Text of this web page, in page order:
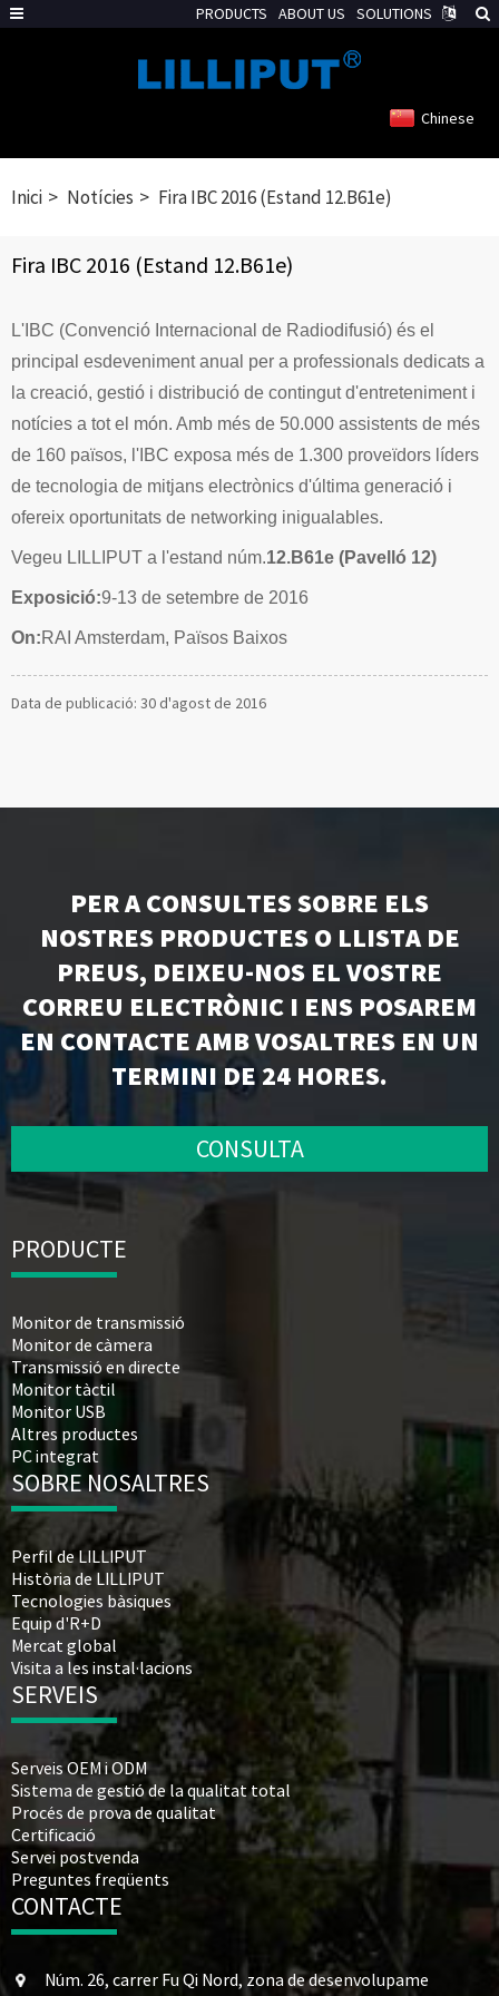
Chinese
Inici Notícies Fira IBC 2016 (Estand 12.B61e)
Fira IBC 2016 (Estand 12.B61e)
L'IBC (Convenció Internacional de Radiodifusió) és el
principal esdeveniment anual per a professionals dedicats a
la creació, gestió i distribució de contingut d'entreteniment i
notícies a tot el món. Amb més de 50.000 assistents de més
de 160 països, l'IBC exposa més de 1.300 proveïdors líders
de tecnologia de mitjans electrònics d'última generació i
ofereix oportunitats de networking inigualables.
Vegeu LILLIPUT a l'estand núm.12.B61e (Pavelló 12)
Exposició:9-13 de setembre de 2016
On:RAI Amsterdam, Països Baixos
Data de publicació: 30 d'agost de 2016
PER A CONSULTES SOBRE ELS
NOSTRES PRODUCTES O LLISTA DE
PREUS, DEIXEU-NOS EL VOSTRE
CORREU ELECTRÒNIC I ENS POSAREM
EN CONTACTE AMB VOSALTRES EN UN
TERMINI DE 24 HORES.
CONSULTA
PRODUCTE
Monitor de transmissió
Monitor de càmera
Transmissió en directe
Monitor tàctil
Monitor USB
Altres productes
PC integrat
SOBRE NOSALTRES
Perfil de LILLIPUT
Història de LILLIPUT
Tecnologies bàsiques
Equip d'R+D
Mercat global
Visita a les instal·lacions
SERVEIS
Serveis OEM i ODM
Sistema de gestió de la qualitat total
Procés de prova de qualitat
Certificació
Servei postvenda
Preguntes freqüents
CONTACTE
Núm. 26, carrer Fu Qi Nord, zona de desenvolupame
PRODUCTS ABOUT US SOLUTIONS